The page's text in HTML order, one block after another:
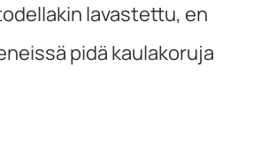
lavastettu, en
pidä kaulakoruja